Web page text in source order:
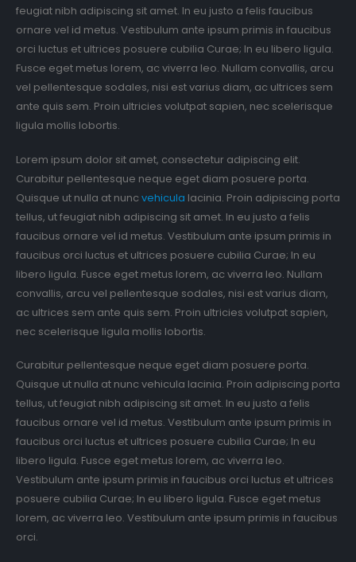
feugiat nibh adipiscing sit amet. In eu justo a felis faucibus
ornare vel id metus. Vestibulum ante ipsum primis in faucibus
orci luctus et ultrices posuere cubilia Curae; In eu libero ligula.
Fusce eget metus lorem, ac viverra leo. Nullam convallis, arcu
vel pellentesque sodales, nisi est varius diam, ac ultrices sem
ante quis sem. Proin ultricies volutpat sapien, nec scelerisque
ligula mollis lobortis.
Lorem ipsum dolor sit amet, consectetur adipiscing elit.
Curabitur pellentesque neque eget diam posuere porta.
Quisque ut nulla at nunc vehicula lacinia. Proin adipiscing porta
tellus, ut feugiat nibh adipiscing sit amet. In eu justo a felis
faucibus ornare vel id metus. Vestibulum ante ipsum primis in
faucibus orci luctus et ultrices posuere cubilia Curae; In eu
libero ligula. Fusce eget metus lorem, ac viverra leo. Nullam
convallis, arcu vel pellentesque sodales, nisi est varius diam,
ac ultrices sem ante quis sem. Proin ultricies volutpat sapien,
nec scelerisque ligula mollis lobortis.
Curabitur pellentesque neque eget diam posuere porta.
Quisque ut nulla at nunc vehicula lacinia. Proin adipiscing porta
tellus, ut feugiat nibh adipiscing sit amet. In eu justo a felis
faucibus ornare vel id metus. Vestibulum ante ipsum primis in
faucibus orci luctus et ultrices posuere cubilia Curae; In eu
libero ligula. Fusce eget metus lorem, ac viverra leo.
Vestibulum ante ipsum primis in faucibus orci luctus et ultrices
posuere cubilia Curae; In eu libero ligula. Fusce eget metus
lorem, ac viverra leo. Vestibulum ante ipsum primis in faucibus
orci.